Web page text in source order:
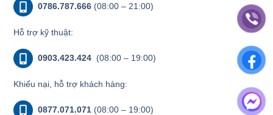
0786.787.666 (08:00 – 21:00)
Hỗ trợ kỹ thuật:
0903.423.424 (08:00 – 19:00)
Khiếu nại, hỗ trợ khách hàng:
0877.071.071 (08:00 – 19:00)